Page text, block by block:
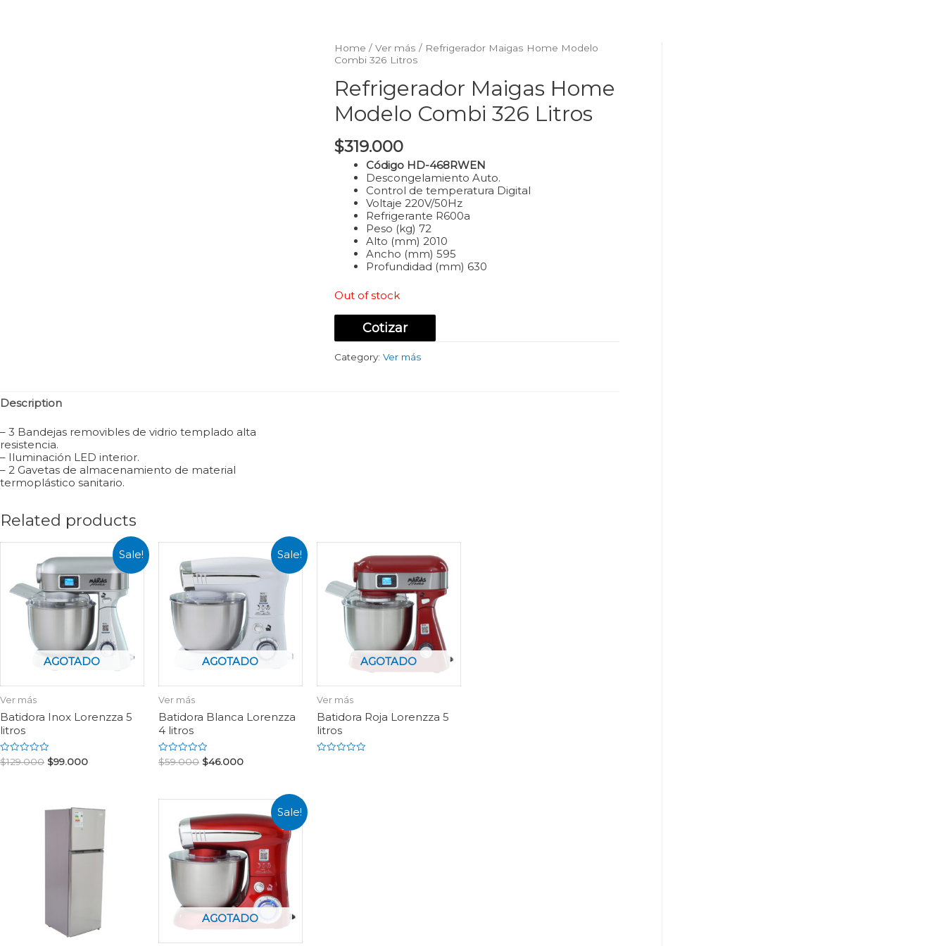
Home /Ver más / Refrigerador Maigas Home Modelo
Combi 326 Litros
Refrigerador Maigas Home
Modelo Combi 326 Litros
$319.000
Código HD-468RWEN
Descongelamiento Auto.
Control de temperatura Digital
Voltaje 220V/50Hz
Refrigerante R600a
Peso (kg) 72
Alto (mm) 2010
Ancho (mm) 595
Profundidad (mm) 630
Out of stock
Cotizar
Category:Ver más
Description
– 3 Bandejas removibles de vidrio templado alta
resistencia.
– Iluminación LED interior.
– 2 Gavetas de almacenamiento de material
termoplástico sanitario.
Related products
Sale!
AGOTADO
Ver más
Batidora Inox Lorenzza 5
litros
Rated
0
$129.000 $99.000
Sale!
AGOTADO
Ver más
Batidora Blanca Lorenzza
4 litros
Rated
0
$59.000 $46.000
AGOTADO
Ver más
Batidora Roja Lorenzza 5
litros
Sale!
AGOTADO